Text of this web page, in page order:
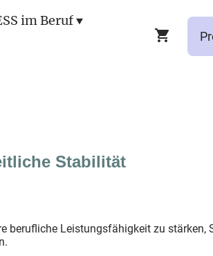
im Beruf
Stabilität
berufliche Leistungsfähigkeit zu stärken,